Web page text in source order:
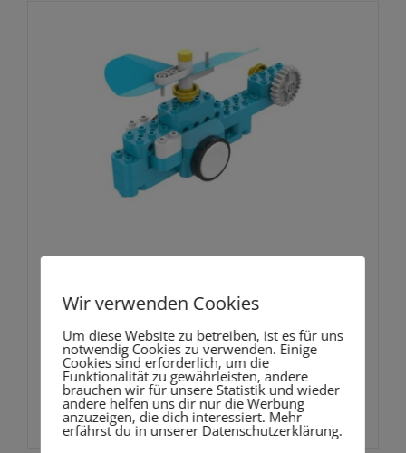
299,00€
inkl. 19 % MwSt.
In den Warenkorb
Details
Wir verwenden Cookies
Um diese Website zu betreiben, ist es für uns
notwendig Cookies zu verwenden. Einige
Cookies sind erforderlich, um die
Funktionalität zu gewährleisten, andere
brauchen wir für unsere Statistik und wieder
andere helfen uns dir nur die Werbung
anzuzeigen, die dich interessiert. Mehr
erfährst du in unserer Datenschutzerklärung.